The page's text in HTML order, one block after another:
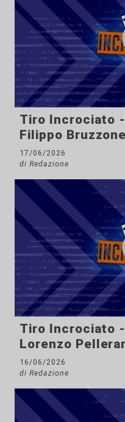
Tiro Incrociato
Filippo
17/06/2026
di Redazione
Tiro Incrociato
Lorenzo
16/06/2026
di Redazione